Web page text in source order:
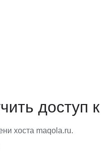
доступ
хоста maqola.ru.